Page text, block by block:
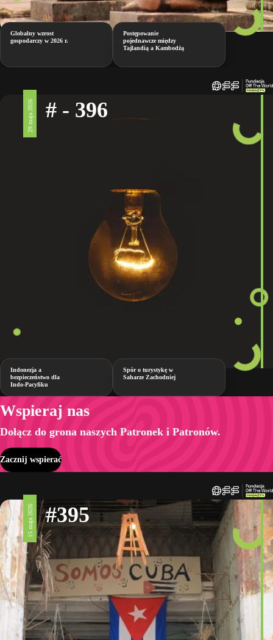
Globalny wzrost
gospodarczy w 2026 r.
Postępowanie
pojednawcze między
Tajlandią a Kambodżą
29 maja 2026 # - 396
Indonezja a
bezpieczeństwo dla
Indo-Pacyfiku
Spór o turystykę w
Saharze Zachodniej
Wspieraj nas
Dołącz do grona naszych Patronek i Patronów.
Zacznij wspierać
15 maja 2026 #395